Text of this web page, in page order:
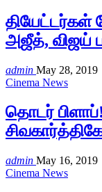
தியேட்டர்கள்
அஜீத், விஜய்
admin May 28, 2019
Cinema News
தொடர்
admin May 16, 2019
Cinema News